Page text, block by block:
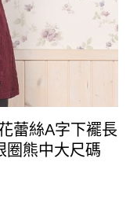
蕾絲A字下襬長
圈熊中大尺碼